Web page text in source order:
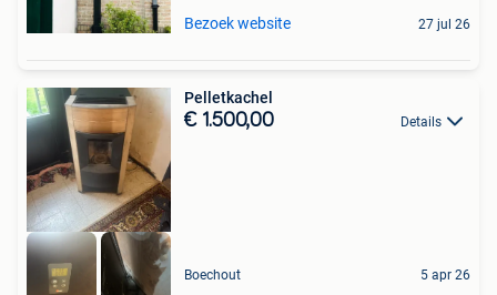
Bezoek website 27 jul 26
Pelletkachel
€ 1.500,00 Details
Boechout 5 apr 26